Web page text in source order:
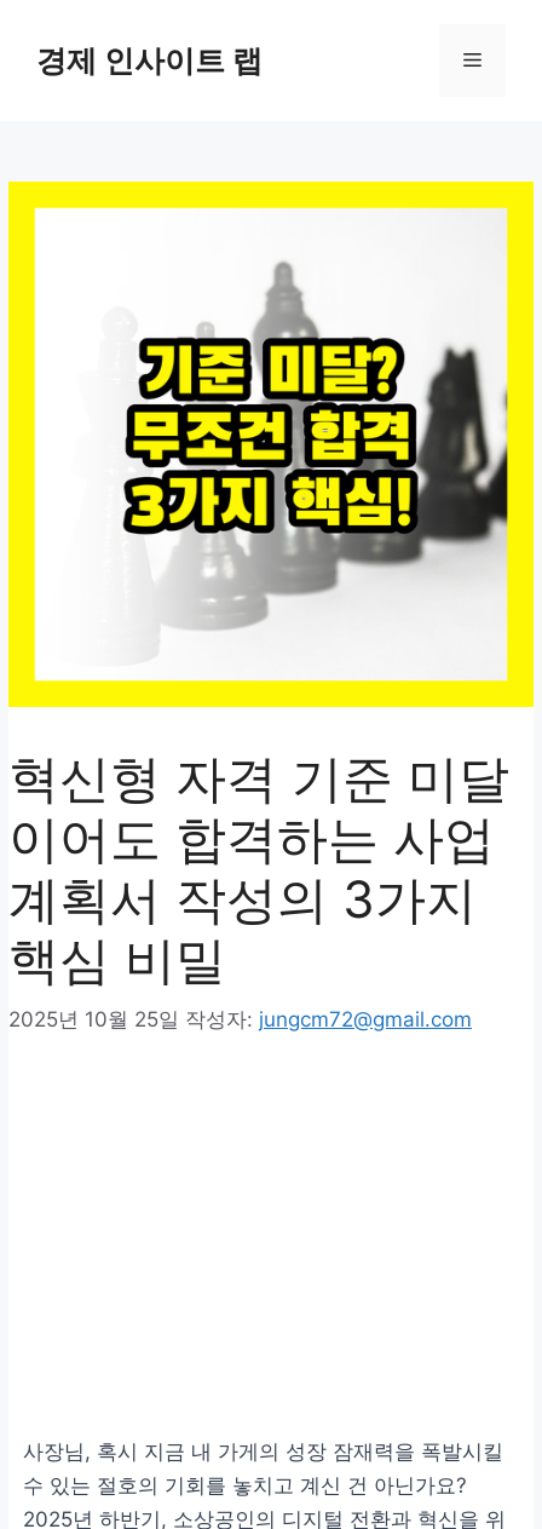
경제 인사이트 랩 메
혁신형 자격 기준 미달
이어도 합격하는 사업
계획서 작성의 3가지
핵심 비밀
2025년 10월 25일 작성자: jungcm72@gmail.com
사장님, 혹시 지금 내 가게의 성장 잠재력을 폭발시킬
수 있는 절호의 기회를 놓치고 계신 건 아닌가요?
2025년 하반기, 소상공인의 디지털 전환과 혁신을 위